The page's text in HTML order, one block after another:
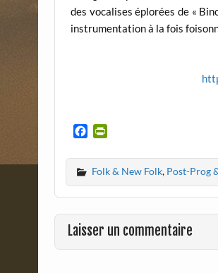
des vocalises éplorées de «
instrumentation à la fois
c
e
b
o
o
k
i
n
t
F
r
i
Folk & New Folk, Post-Prog
Laisser un commentaire